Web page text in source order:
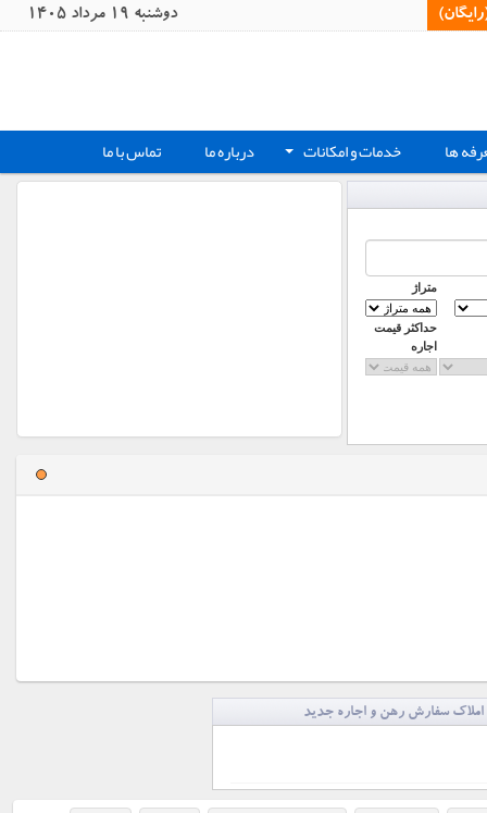
دوشنبه 19 مرداد 1405
ها + خدمات و امکانات درباره ما تماس با ما
متراژ
حداکثر قیمت
اجاره
املاک سفارش رهن و اجاره جدید